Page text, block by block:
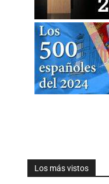
Los más vistos